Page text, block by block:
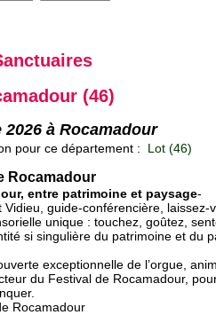
(46)
à Rocamadour
pour ce département : Lot (46)
Rocamadour
entre patrimoine et paysage-
guide-conférencière, laissez-
unique : touchez, goûtez,
si singulière du patrimoine et du
exceptionnelle de l’orgue,
du Festival de Rocamadour,
Rocamadour